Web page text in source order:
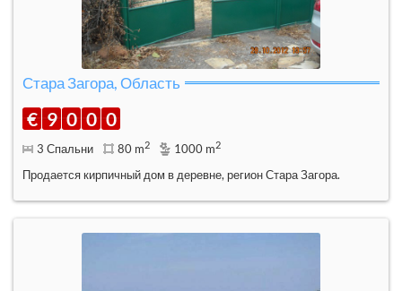
Стара Загора, Область
€ 9 0 0 0
3 Спальни 80 m2 1000 m2
Продается кирпичный дом в деревне, регион Стара Загора.